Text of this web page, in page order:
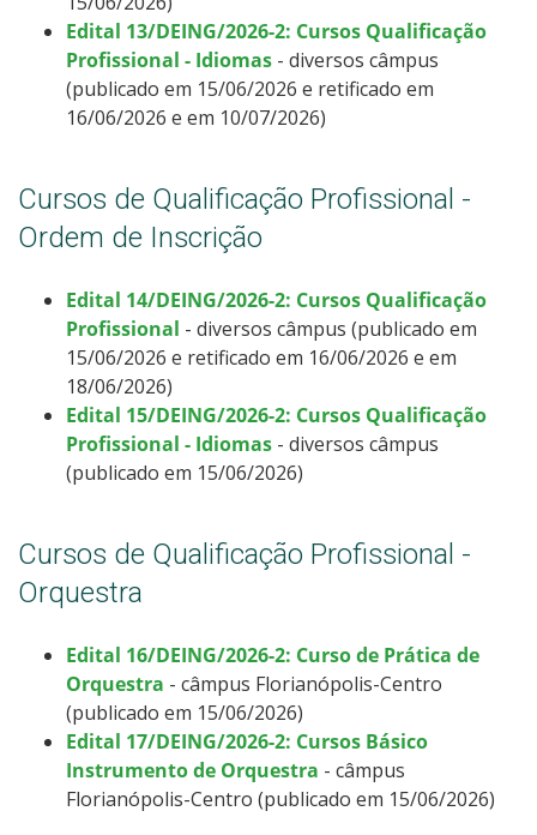
Edital 13/DEING/2026-2: Cursos Qualificação
Profissional - Idiomas - diversos câmpus
(publicado em 15/06/2026 e retificado em
16/06/2026 e em 10/07/2026)
Cursos de Qualificação Profissional -
Ordem de Inscrição
Edital 14/DEING/2026-2: Cursos Qualificação
Profissional - diversos câmpus (publicado em
15/06/2026 e retificado em 16/06/2026 e em
18/06/2026)
Edital 15/DEING/2026-2: Cursos Qualificação
Profissional - Idiomas - diversos câmpus
(publicado em 15/06/2026)
Cursos de Qualificação Profissional -
Orquestra
Edital 16/DEING/2026-2: Curso de Prática de
Orquestra - câmpus Florianópolis-Centro
(publicado em 15/06/2026)
Edital 17/DEING/2026-2: Cursos Básico
Instrumento de Orquestra - câmpus
Florianópolis-Centro (publicado em 15/06/2026)